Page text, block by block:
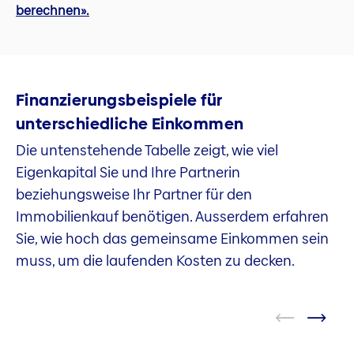
berechnen».
Finanzierungsbeispiele für
unterschiedliche Einkommen
Die untenstehende Tabelle zeigt, wie viel
Eigenkapital Sie und Ihre Partnerin
beziehungsweise Ihr Partner für den
Immobilienkauf benötigen. Ausserdem erfahren
Sie, wie hoch das gemeinsame Einkommen sein
muss, um die laufenden Kosten zu decken.